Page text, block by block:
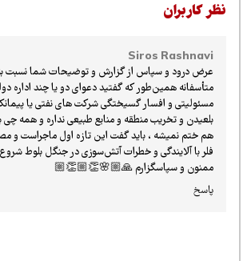
کاربران
Siros Rashnavi
عرض درود و سپاس از گزارش و توضیحات شما نسبت به
متأسفانه همین‌طور که گفتید دعوای دو یا چند اداره دولتی و
مسئولیتی و افسار گسیختگی شرکت های نفتی یا
بلعیدن و تخریب منطقه و منابع طبیعی نداره و همه چی به
هم ختم نمیشه ، باید گفت این تازه اول ماجراست و
فلر با آلایندگی و خطرات آتش‌سوزی در جنگل بلوط شروع میشه.
ممنون و سپاسگزارم 🙏🏼🌸👏🏼👏🏼